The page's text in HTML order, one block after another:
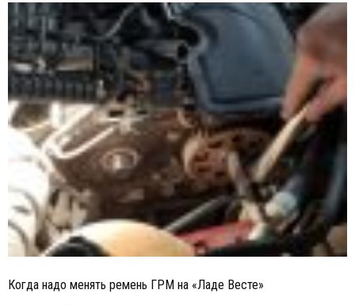
Когда надо менять ремень ГРМ на «Ладе Весте»